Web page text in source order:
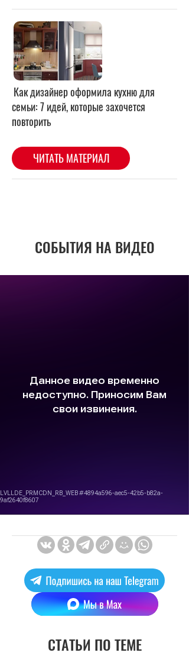
СОБЫТИЯ НА ВИДЕО
СТАТЬИ ПО ТЕМЕ